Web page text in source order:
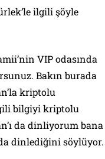
ilgili şöyle
VIP odasında
Bakın burada
kriptolu
bilgiyi kriptolu
da dinliyorum bana
dinlediğini söylüyor.